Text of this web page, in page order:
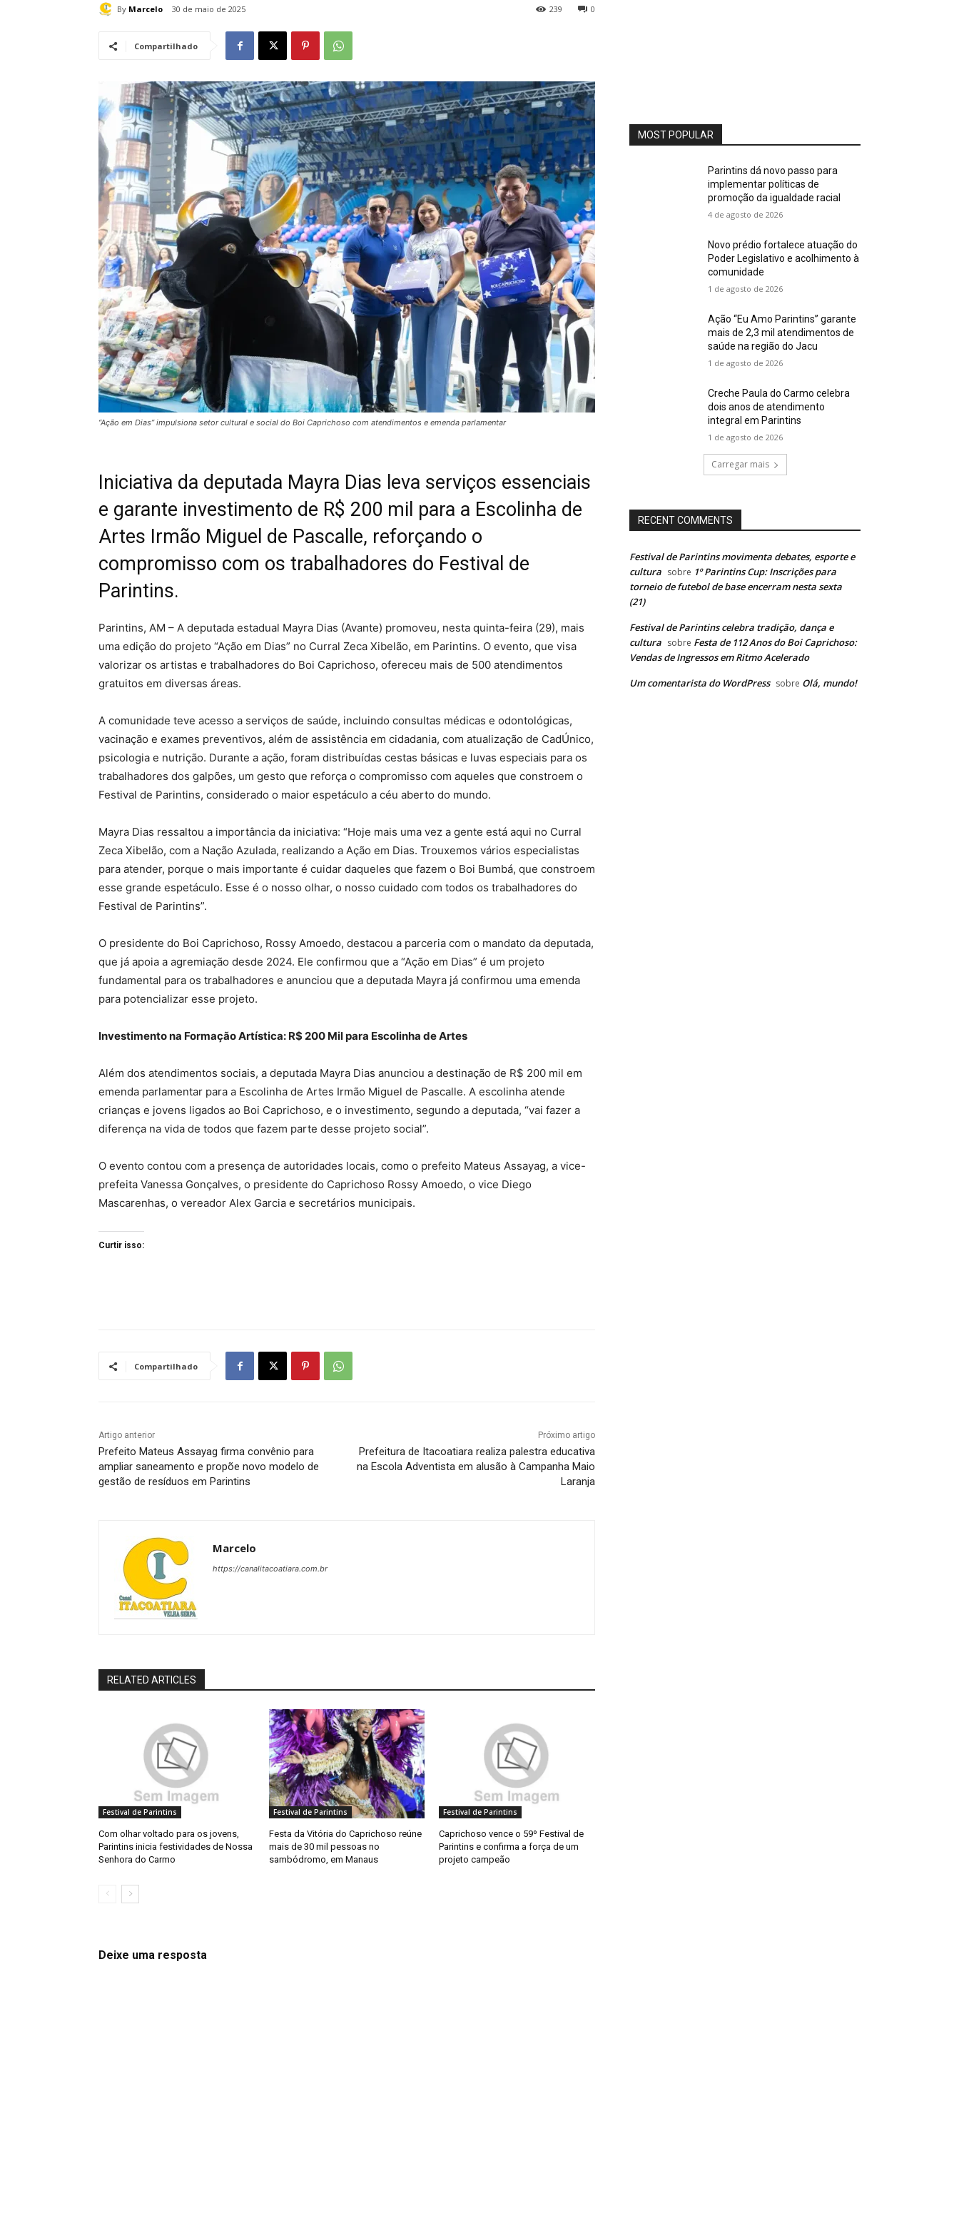
By Marcelo 30 de maio de 2025 0
239
Compartilhado
“Ação em Dias” impulsiona setor cultural e social do Boi Caprichoso com atendimentos e emenda parlamentar
Iniciativa da deputada Mayra Dias leva serviços essenciais
e garante investimento de R$ 200 mil para a Escolinha de
Artes Irmão Miguel de Pascalle, reforçando o
compromisso com os trabalhadores do Festival de
Parintins.
Parintins, AM – A deputada estadual Mayra Dias (Avante) promoveu, nesta quinta-feira (29), mais
uma edição do projeto “Ação em Dias” no Curral Zeca Xibelão, em Parintins. O evento, que visa
valorizar os artistas e trabalhadores do Boi Caprichoso, ofereceu mais de 500 atendimentos
gratuitos em diversas áreas.
A comunidade teve acesso a serviços de saúde, incluindo consultas médicas e odontológicas,
vacinação e exames preventivos, além de assistência em cidadania, com atualização de CadÚnico,
psicologia e nutrição. Durante a ação, foram distribuídas cestas básicas e luvas especiais para os
trabalhadores dos galpões, um gesto que reforça o compromisso com aqueles que constroem o
Festival de Parintins, considerado o maior espetáculo a céu aberto do mundo.
Mayra Dias ressaltou a importância da iniciativa: “Hoje mais uma vez a gente está aqui no Curral
Zeca Xibelão, com a Nação Azulada, realizando a Ação em Dias. Trouxemos vários especialistas
para atender, porque o mais importante é cuidar daqueles que fazem o Boi Bumbá, que constroem
esse grande espetáculo. Esse é o nosso olhar, o nosso cuidado com todos os trabalhadores do
Festival de Parintins”.
O presidente do Boi Caprichoso, Rossy Amoedo, destacou a parceria com o mandato da deputada,
que já apoia a agremiação desde 2024. Ele confirmou que a “Ação em Dias” é um projeto
fundamental para os trabalhadores e anunciou que a deputada Mayra já confirmou uma emenda
para potencializar esse projeto.
Investimento na Formação Artística: R$ 200 Mil para Escolinha de Artes
Além dos atendimentos sociais, a deputada Mayra Dias anunciou a destinação de R$ 200 mil em
emenda parlamentar para a Escolinha de Artes Irmão Miguel de Pascalle. A escolinha atende
crianças e jovens ligados ao Boi Caprichoso, e o investimento, segundo a deputada, “vai fazer a
diferença na vida de todos que fazem parte desse projeto social”.
O evento contou com a presença de autoridades locais, como o prefeito Mateus Assayag, a vice-
prefeita Vanessa Gonçalves, o presidente do Caprichoso Rossy Amoedo, o vice Diego
Mascarenhas, o vereador Alex Garcia e secretários municipais.
Curtir isso:
Compartilhado
Artigo anterior
Prefeito Mateus Assayag firma convênio para
ampliar saneamento e propõe novo modelo de
gestão de resíduos em Parintins
Próximo artigo
Prefeitura de Itacoatiara realiza palestra educativa
na Escola Adventista em alusão à Campanha Maio
Laranja
Marcelo
https://canalitacoatiara.com.br
RELATED ARTICLES
Festival de Parintins
Com olhar voltado para os jovens,
Parintins inicia festividades de Nossa
Senhora do Carmo
Festival de Parintins
Festa da Vitória do Caprichoso reúne
mais de 30 mil pessoas no
sambódromo, em Manaus
Festival de Parintins
Caprichoso vence o 59º Festival de
Parintins e confirma a força de um
projeto campeão
Deixe uma resposta
MOST POPULAR
Parintins dá novo passo para
implementar políticas de
promoção da igualdade racial
4 de agosto de 2026
Novo prédio fortalece atuação do
Poder Legislativo e acolhimento à
comunidade
1 de agosto de 2026
Ação “Eu Amo Parintins” garante
mais de 2,3 mil atendimentos de
saúde na região do Jacu
1 de agosto de 2026
Creche Paula do Carmo celebra
dois anos de atendimento
integral em Parintins
1 de agosto de 2026
Carregar mais
RECENT COMMENTS
Festival de Parintins movimenta debates, esporte e
cultura sobre 1º Parintins Cup: Inscrições para
torneio de futebol de base encerram nesta sexta
(21)
Festival de Parintins celebra tradição, dança e
cultura sobre Festa de 112 Anos do Boi Caprichoso:
Vendas de Ingressos em Ritmo Acelerado
Um comentarista do WordPress sobre Olá, mundo!